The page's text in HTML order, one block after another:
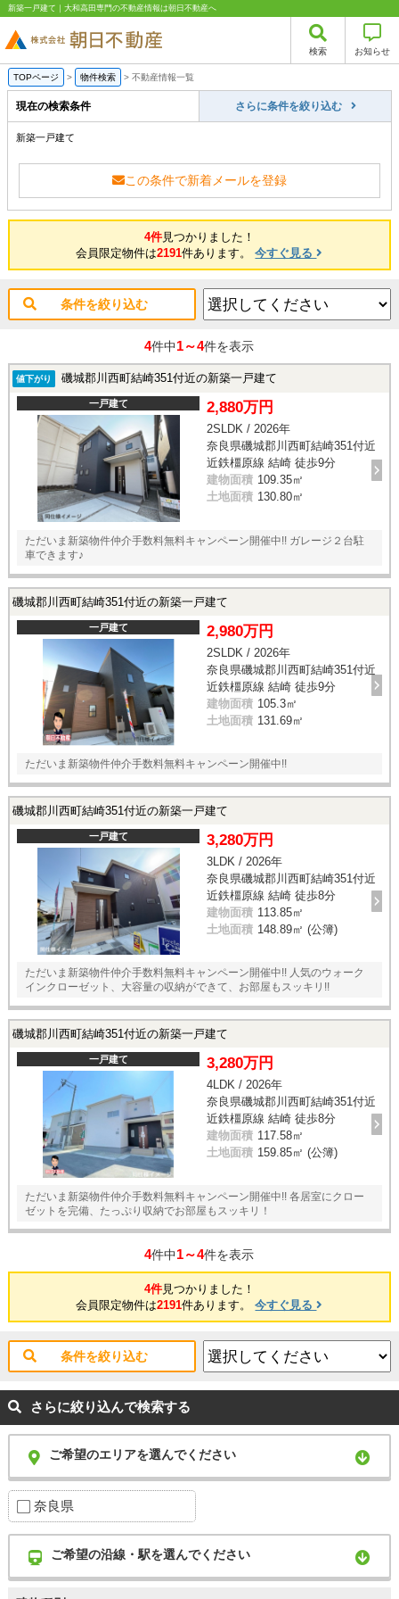
新築一戸建て｜大和高田専門の不動産情報は朝日不動産へ
検索 お知らせ
TOPページ > 物件検索 > 不動産情報一覧
現在の検索条件 さらに条件を絞り込む
新築一戸建て
この条件で新着メールを登録
4件見つかりました！
会員限定物件は2191件あります。今すぐ見る
条件を絞り込む
4件中1～4件を表示
値下がり 磯城郡川西町結崎351付近の新築一戸建て
一戸建て 2,880万円
2SLDK / 2026年
奈良県磯城郡川西町結崎351付近
近鉄橿原線 結崎 徒歩9分
建物面積 109.35㎡
土地面積 130.80㎡
ただいま新築物件仲介手数料無料キャンペーン開催中!! ガレージ２台駐
車できます♪
磯城郡川西町結崎351付近の新築一戸建て
一戸建て 2,980万円
2SLDK / 2026年
奈良県磯城郡川西町結崎351付近
近鉄橿原線 結崎 徒歩9分
建物面積 105.3㎡
土地面積 131.69㎡
ただいま新築物件仲介手数料無料キャンペーン開催中!!
磯城郡川西町結崎351付近の新築一戸建て
一戸建て 3,280万円
3LDK / 2026年
奈良県磯城郡川西町結崎351付近
近鉄橿原線 結崎 徒歩8分
建物面積 113.85㎡
土地面積 148.89㎡ (公簿)
ただいま新築物件仲介手数料無料キャンペーン開催中!! 人気のウォーク
インクローゼット、大容量の収納ができて、お部屋もスッキリ!!
磯城郡川西町結崎351付近の新築一戸建て
一戸建て 3,280万円
4LDK / 2026年
奈良県磯城郡川西町結崎351付近
近鉄橿原線 結崎 徒歩8分
建物面積 117.58㎡
土地面積 159.85㎡ (公簿)
ただいま新築物件仲介手数料無料キャンペーン開催中!! 各居室にクロー
ゼットを完備、たっぷり収納でお部屋もスッキリ！
4件中1～4件を表示
4件見つかりました！
会員限定物件は2191件あります。今すぐ見る
条件を絞り込む
さらに絞り込んで検索する
ご希望のエリアを選んでください
奈良県
ご希望の沿線・駅を選んでください